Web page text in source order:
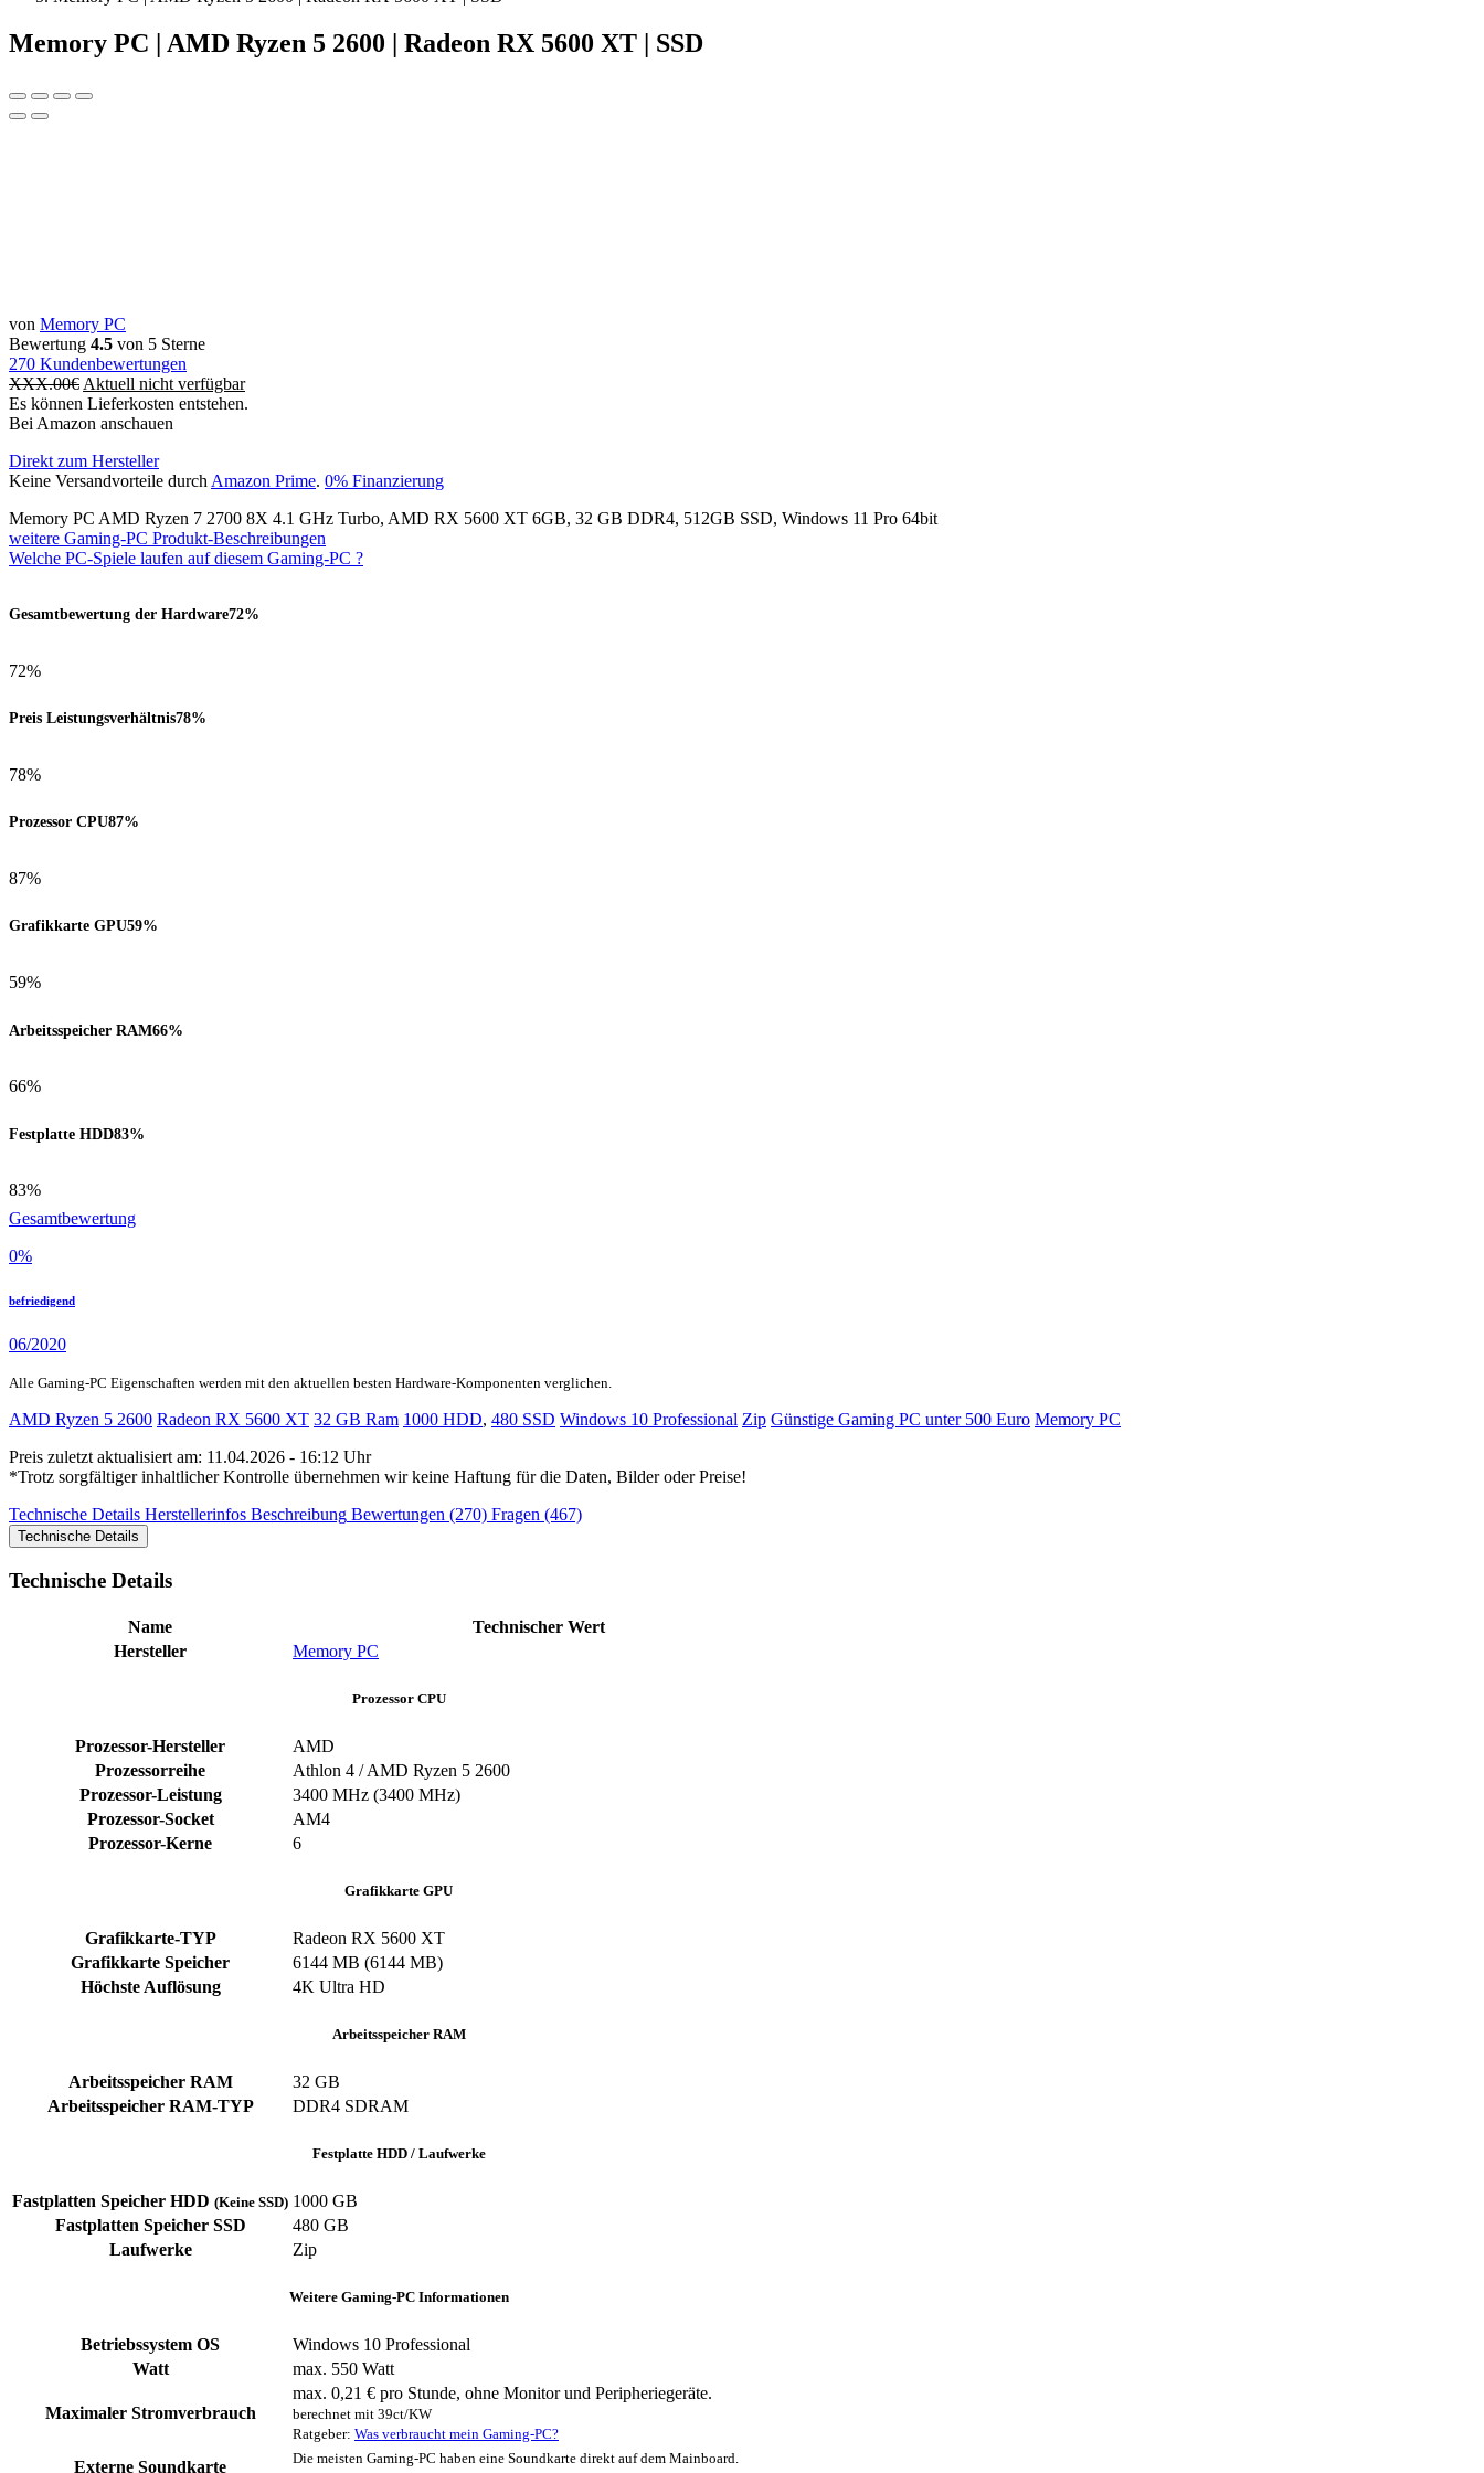
Memory PC | AMD Ryzen 5 2600 | Radeon RX 5600 XT | SSD
von Memory PC
Bewertung 4.5 von 5 Sterne
270 Kundenbewertungen
XXX.00€ Aktuell nicht verfügbar
Es können Lieferkosten entstehen.
Bei Amazon anschauen
Direkt zum Hersteller
Keine Versandvorteile durch Amazon Prime. 0% Finanzierung
Memory PC AMD Ryzen 7 2700 8X 4.1 GHz Turbo, AMD RX 5600 XT 6GB, 32 GB DDR4, 512GB SSD, Windows 11 Pro 64bit
weitere Gaming-PC Produkt-Beschreibungen
Welche PC-Spiele laufen auf diesem Gaming-PC ?
Gesamtbewertung der Hardware72%
72%
Preis Leistungsverhältnis78%
78%
Prozessor CPU87%
87%
Grafikkarte GPU59%
59%
Arbeitsspeicher RAM66%
66%
Festplatte HDD83%
83%
Gesamtbewertung
0%
befriedigend
06/2020
Alle Gaming-PC Eigenschaften werden mit den aktuellen besten Hardware-Komponenten verglichen.
AMD Ryzen 5 2600 Radeon RX 5600 XT 32 GB Ram 1000 HDD, 480 SSD Windows 10 Professional Zip Günstige Gaming PC unter 500 Euro Memory PC
Preis zuletzt aktualisiert am: 11.04.2026 - 16:12 Uhr
*Trotz sorgfältiger inhaltlicher Kontrolle übernehmen wir keine Haftung für die Daten, Bilder oder Preise!
Technische Details Herstellerinfos Beschreibung Bewertungen (270) Fragen (467)
Technische Details
Technische Details
Name
Technischer Wert
Hersteller
Memory PC
Prozessor CPU
Prozessor-Hersteller
AMD
Prozessorreihe
Athlon 4 / AMD Ryzen 5 2600
Prozessor-Leistung
3400 MHz (3400 MHz)
Prozessor-Socket
AM4
Prozessor-Kerne
6
Grafikkarte GPU
Grafikkarte-TYP
Radeon RX 5600 XT
Grafikkarte Speicher
6144 MB (6144 MB)
Höchste Auflösung
4K Ultra HD
Arbeitsspeicher RAM
Arbeitsspeicher RAM
32 GB
Arbeitsspeicher RAM-TYP
DDR4 SDRAM
Festplatte HDD / Laufwerke
Fastplatten Speicher HDD (Keine SSD) 1000 GB
Fastplatten Speicher SSD
480 GB
Laufwerke
Zip
Weitere Gaming-PC Informationen
Betriebssystem OS
Windows 10 Professional
Watt
max. 550 Watt
Maximaler Stromverbrauch
max. 0,21 € pro Stunde, ohne Monitor und Peripheriegeräte.
berechnet mit 39ct/KW
Ratgeber: Was verbraucht mein Gaming-PC?
Externe Soundkarte
Die meisten Gaming-PC haben eine Soundkarte direkt auf dem Mainboard.